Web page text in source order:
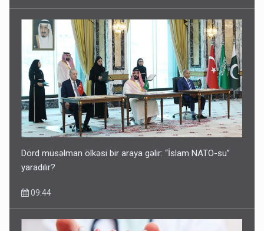
Dörd müsəlman ölkəsi bir araya gəlir: “İslam NATO-su”
yaradılır?
09:44